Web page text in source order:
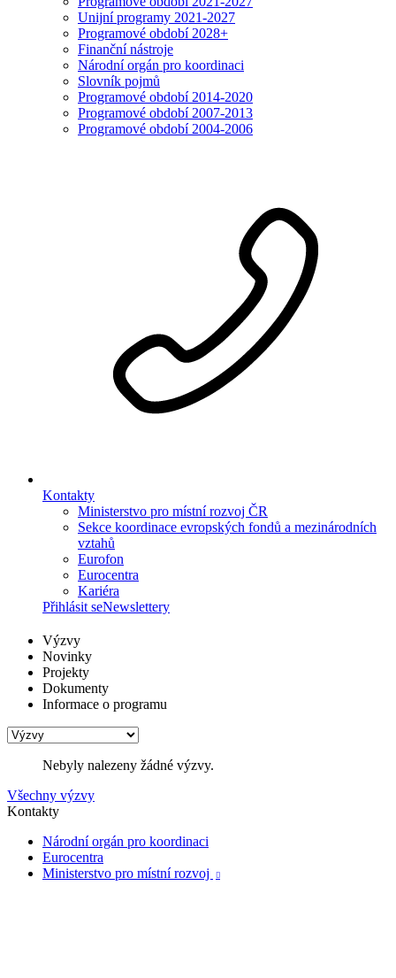
Unijní programy 2021-2027
Programové období 2028+
Finanční nástroje
Národní orgán pro koordinaci
Slovník pojmů
Programové období 2014-2020
Programové období 2007-2013
Programové období 2004-2006
Kontakty
Ministerstvo pro místní rozvoj ČR
Sekce koordinace evropských fondů a mezinárodních
vztahů
Eurofon
Eurocentra
Kariéra
Přihlásit seNewslettery
Výzvy
Novinky
Projekty
Dokumenty
Informace o programu
Nebyly nalezeny žádné výzvy.
Všechny výzvy
Kontakty
Národní orgán pro koordinaci
Eurocentra
Ministerstvo pro místní rozvoj
